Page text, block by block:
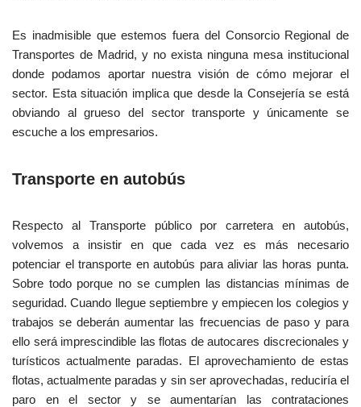
Es inadmisible que estemos fuera del Consorcio Regional de
Transportes de Madrid, y no exista ninguna mesa institucional
donde podamos aportar nuestra visión de cómo mejorar el
sector. Esta situación implica que desde la Consejería se está
obviando al grueso del sector transporte y únicamente se
escuche a los empresarios.
Transporte en autobús
Respecto al Transporte público por carretera en autobús,
volvemos a insistir en que cada vez es más necesario
potenciar el transporte en autobús para aliviar las horas punta.
Sobre todo porque no se cumplen las distancias mínimas de
seguridad. Cuando llegue septiembre y empiecen los colegios y
trabajos se deberán aumentar las frecuencias de paso y para
ello será imprescindible las flotas de autocares discrecionales y
turísticos actualmente paradas. El aprovechamiento de estas
flotas, actualmente paradas y sin ser aprovechadas, reduciría el
paro en el sector y se aumentarían las contrataciones